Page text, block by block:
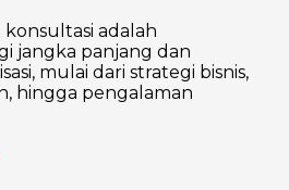
adalah
jangka panjang dan
mulai dari strategi bisnis,
hingga pengalaman